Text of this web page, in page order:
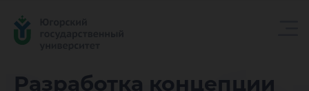
Разработка концепции